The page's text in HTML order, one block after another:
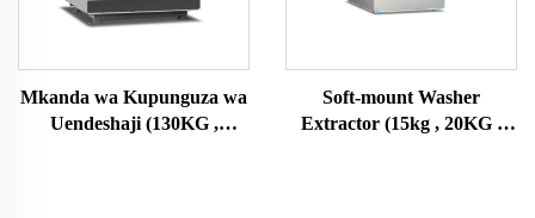
Mkanda wa Kupunguza wa
Uendeshaji (130KG ,
Soft-mount Washer
Extractor (15kg , 20KG ,